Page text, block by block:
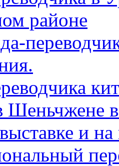
районе
Шеньчжене
и